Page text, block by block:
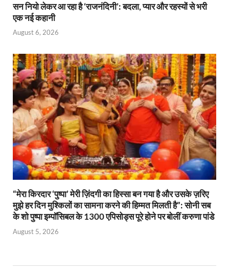
सन नियो लेकर आ रहा है ‘राजनंदिनी’: बदला, प्यार और रहस्यों से भरी
एक नई कहानी
August 6, 2026
“मेरा किरदार ‘पुष्पा’ मेरी ज़िंदगी का हिस्सा बन गया है और उसके ज़रिए
मुझे हर दिन मुश्किलों का सामना करने की हिम्मत मिलती है”: सोनी सब
के शो पुष्पा इम्पॉसिबल के 1300 एपिसोड्स पूरे होने पर बोलीं करुणा पांडे
August 5, 2026